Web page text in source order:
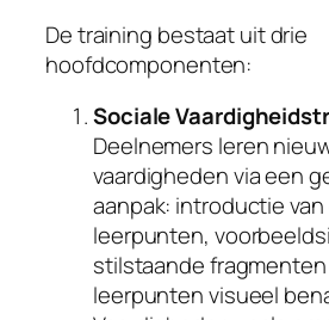
i
n
De training bestaat uit drie
hoofdcomponenten:
Sociale
Deelnemers leren
vaardigheden via een
aanpak: introductie
leerpunten,
stilstaande
leerpunten visueel